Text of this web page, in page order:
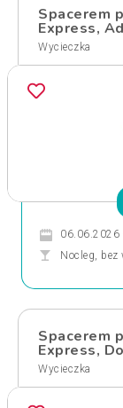
Spacerem
Express,
Wycieczka
06.06.2026
Nocleg, bez
Spacerem
Express,
Wycieczka